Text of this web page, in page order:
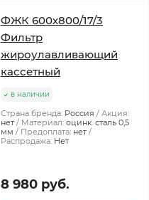
ФЖК 600х800/17/3
Фильтр
жироулавливающий
кассетный
в наличии
Страна бренда: Россия
Акция:
нет
Материал: оцинк. сталь 0,5
мм
Предоплата: нет
Распродажа: Нет
8 980 руб.